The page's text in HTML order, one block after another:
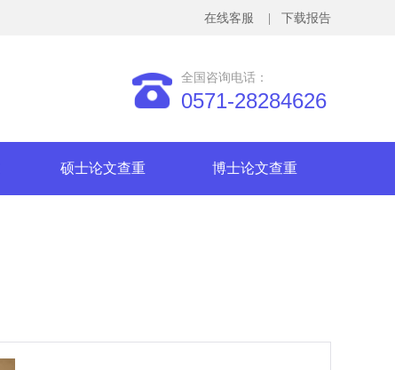
硕士论文查重 博士论文查重
全国咨询电话：
0571-28284626
| 下载报告
在线客服